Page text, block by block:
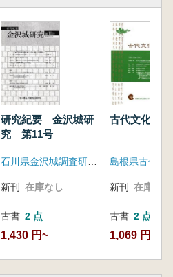
研究紀要 金沢城研
究 第11号
新刊 在庫なし
古書 2 点
1,430 円~
古代文化研
新刊 在庫なし
古書 2 点
1,069 円~